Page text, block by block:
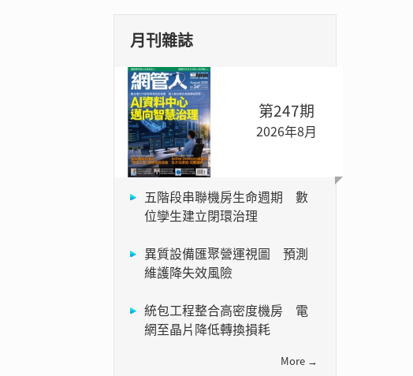
月刊雜誌
第247期
2026年8月
五階段串聯機房生命週期 數
位孿生建立閉環治理
異質設備匯聚營運視圖 預測
維護降失效風險
統包工程整合高密度機房 電
網至晶片降低轉換損耗
More →